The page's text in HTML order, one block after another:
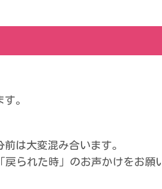
。
は大変混み合います。
られた時」のお声かけをお願